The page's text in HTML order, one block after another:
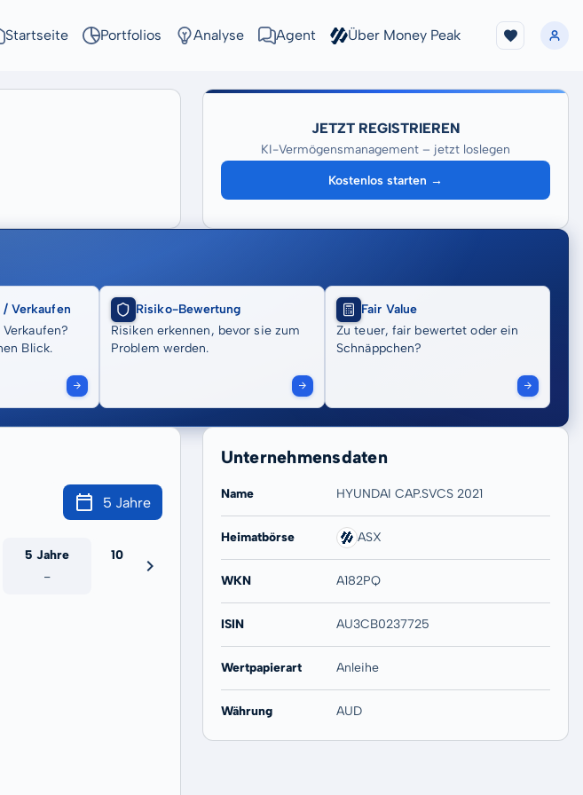
Startseite Portfolios Analyse Agent Über Money Peak
JETZT REGISTRIEREN
KI-Vermögensmanagement – jetzt loslegen
Kostenlos starten →
/ Verkaufen
Blick.
Risiko-Bewertung
Risiken erkennen, bevor sie zum
Problem werden.
Fair Value
Zu teuer, fair bewertet oder ein
Schnäppchen?
5 Jahre
5 Jahre
-
10 Jahre
-
Unternehmensdaten
Name HYUNDAI CAP.SVCS 2021
Heimatbörse ASX
WKN A182PQ
ISIN AU3CB0237725
Wertpapierart Anleihe
Währung AUD